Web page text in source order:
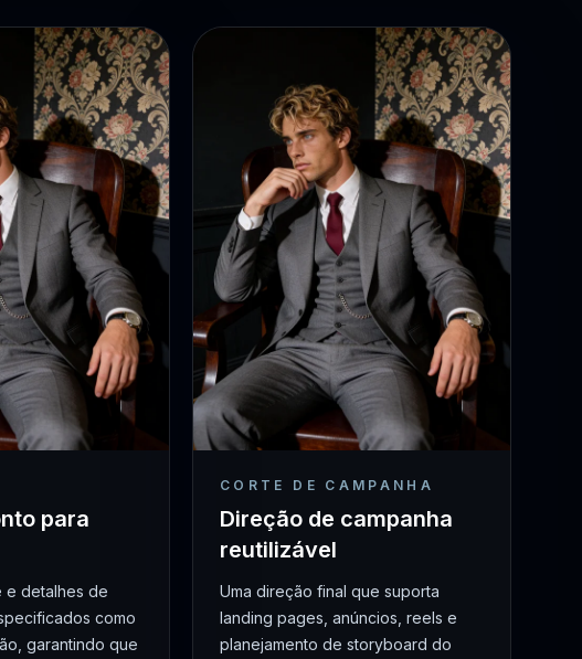
para
e detalhes de
como
garantindo que
CORTE DE CAMPANHA
Direção de campanha
reutilizável
Uma direção final que suporta
landing pages, anúncios, reels e
planejamento de storyboard do